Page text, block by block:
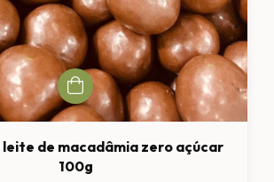
leite de macadâmia zero açúcar
100g